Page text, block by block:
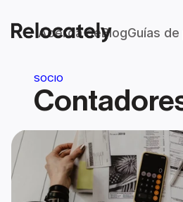
Acerca deBlogGuías
SOCIO